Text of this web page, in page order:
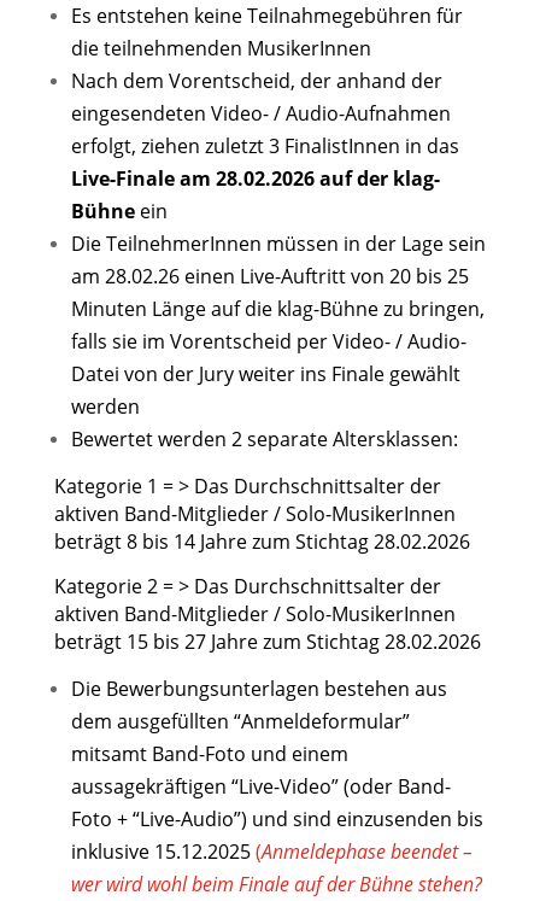
Es entstehen keine Teilnahmegebühren für
die teilnehmenden MusikerInnen
Nach dem Vorentscheid, der anhand der
eingesendeten Video- / Audio-Aufnahmen
erfolgt, ziehen zuletzt 3 FinalistInnen in das
Live-Finale am 28.02.2026 auf der klag-
Bühneein
Die TeilnehmerInnen müssen in der Lage sein
am 28.02.26 einen Live-Auftritt von 20 bis 25
Minuten Länge auf die klag-Bühne zu bringen,
falls sie im Vorentscheid per Video- / Audio-
Datei von der Jury weiter ins Finale gewählt
werden
Bewertet werden 2 separate Altersklassen:
Kategorie 1 = > Das Durchschnittsalter der
aktiven Band-Mitglieder / Solo-MusikerInnen
beträgt 8 bis 14 Jahre zum Stichtag 28.02.2026
Kategorie 2 = > Das Durchschnittsalter der
aktiven Band-Mitglieder / Solo-MusikerInnen
beträgt 15 bis 27 Jahre zum Stichtag 28.02.2026
Die Bewerbungsunterlagen bestehen aus
dem ausgefüllten “Anmeldeformular”
mitsamt Band-Foto und einem
aussagekräftigen “Live-Video” (oder Band-
Foto + “Live-Audio”) und sind einzusenden bis
inklusive 15.12.2025(Anmeldephase beendet –
wer wird wohl beim Finale auf der Bühne stehen?